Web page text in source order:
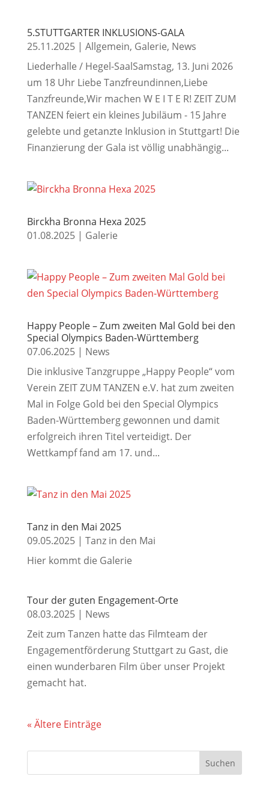
5.STUTTGARTER INKLUSIONS-GALA
25.11.2025| Allgemein, Galerie, News
Liederhalle / Hegel-SaalSamstag, 13. Juni 2026
um 18 Uhr Liebe Tanzfreundinnen,Liebe
Tanzfreunde,Wir machen W E I T E R! ZEIT ZUM
TANZEN feiert ein kleines Jubiläum - 15 Jahre
gelebte und getanzte Inklusion in Stuttgart! Die
Finanzierung der Gala ist völlig unabhängig...
Birckha Bronna Hexa 2025
01.08.2025| Galerie
Happy People – Zum zweiten Mal Gold bei den
Special Olympics Baden-Württemberg
07.06.2025| News
Die inklusive Tanzgruppe „Happy People“ vom
Verein ZEIT ZUM TANZEN e.V. hat zum zweiten
Mal in Folge Gold bei den Special Olympics
Baden-Württemberg gewonnen und damit
erfolgreich ihren Titel verteidigt. Der
Wettkampf fand am 17. und...
Tanz in den Mai 2025
09.05.2025| Tanz in den Mai
Hier kommt die Galerie
Tour der guten Engagement-Orte
08.03.2025| News
Zeit zum Tanzen hatte das Filmteam der
Engagementförderung Stuttgart zu Gast, die
einen wunderbaren Film über unser Projekt
gemacht hat.
« Ältere Einträge